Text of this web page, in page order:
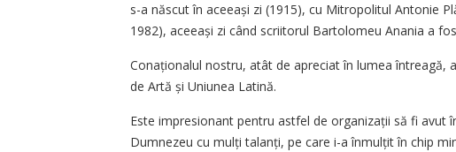
s-a născut în aceeași zi (1915), cu Mitropolitul Antonie
1982), aceeași zi când scriitorul Bartolomeu Anania a
Conaționalul nostru, atât de apreciat în lumea
de Artă și Uniunea Latină.
Este impresionant pentru astfel de organizații să fi avut
Dumnezeu cu mulți talanți, pe care i-a înmulțit în chip